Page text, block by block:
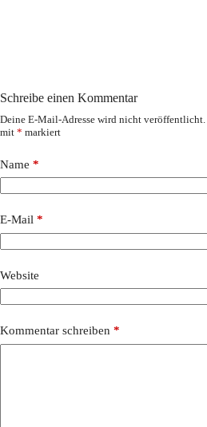
Schreibe einen Kommentar
Deine E-Mail-Adresse wird nicht veröffentlicht.
mit * markiert
Name *
E-Mail *
Website
Kommentar schreiben *